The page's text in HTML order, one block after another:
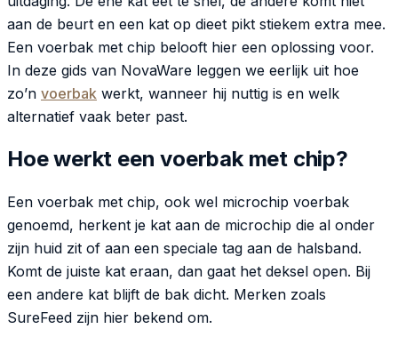
aan de beurt en een kat op dieet pikt stiekem extra mee.
Een voerbak met chip belooft hier een oplossing voor.
In deze gids van NovaWare leggen we eerlijk uit hoe
zo’n voerbak werkt, wanneer hij nuttig is en welk
alternatief vaak beter past.
Hoe werkt een voerbak met chip?
Een voerbak met chip, ook wel microchip voerbak
genoemd, herkent je kat aan de microchip die al onder
zijn huid zit of aan een speciale tag aan de halsband.
Komt de juiste kat eraan, dan gaat het deksel open. Bij
een andere kat blijft de bak dicht. Merken zoals
SureFeed zijn hier bekend om.